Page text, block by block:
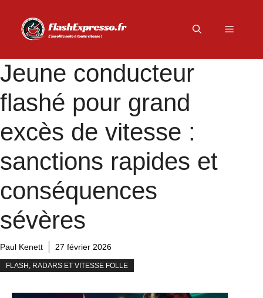
contenu
Menu
Jeune conducteur
flashé pour grand
excès de vitesse :
sanctions rapides et
conséquences
sévères
Paul Kenett 27 février 2026
FLASH, RADARS ET VITESSE FOLLE